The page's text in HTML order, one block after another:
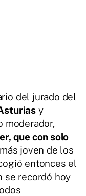
del jurado del
y
moderador,
que con solo
joven de los
entonces el
se recordó hoy